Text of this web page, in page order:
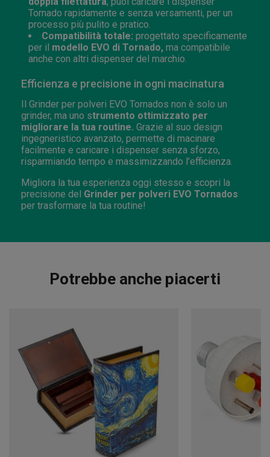
Tornado rapidamente e senza versamenti, per un
processo più pulito e pratico.
Compatibilità totale: progettato specificamente
per il modello EVO di Tornado, ma compatibile
anche con altri dispenser del marchio.
Efficienza e precisione in ogni macinatura
Il Grinder per polveri EVO Tornados non è solo un
grinder, ma uno strumento ottimizzato per
migliorare la tua routine. Grazie al suo design
ingegneristico avanzato, permette di macinare
facilmente e caricare i dispenser senza sforzo,
risparmiando tempo e massimizzando l’efficienza.
Migliora la tua esperienza oggi stesso e scopri la
precisione del Grinder per polveri EVO Tornados
per trasformare la tua routine!
Potrebbe anche piacerti